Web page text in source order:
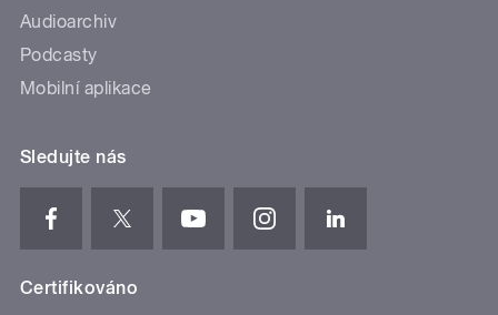
Audioarchiv
Podcasty
Mobilní aplikace
Sledujte nás
Certifikováno